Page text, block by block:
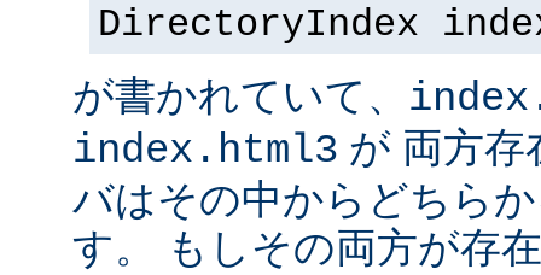
DirectoryIndex
が書かれていて、
index.html3 が 両方存
バはその中からどちら
す。 もしその両方が存